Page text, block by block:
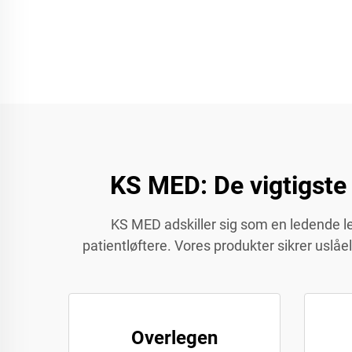
KS MED: De
KS MED adskiller sig som en
patientløftere. Vores produkter sikrer
Overlegen